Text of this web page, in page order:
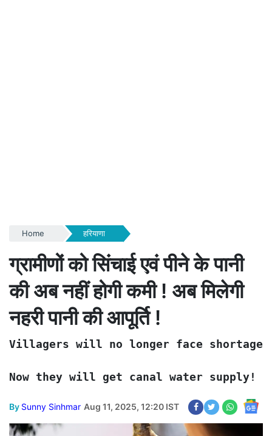
Home हरियाणा
ग्रामीणों को सिंचाई एवं पीने के पानी
की अब नहीं होगी कमी ! अब मिलेगी
नहरी पानी की आपूर्ति !
Villagers will no longer face
Now they will get canal water supply!
By Sunny Sinhmar Aug 11, 2025, 12:20 IST